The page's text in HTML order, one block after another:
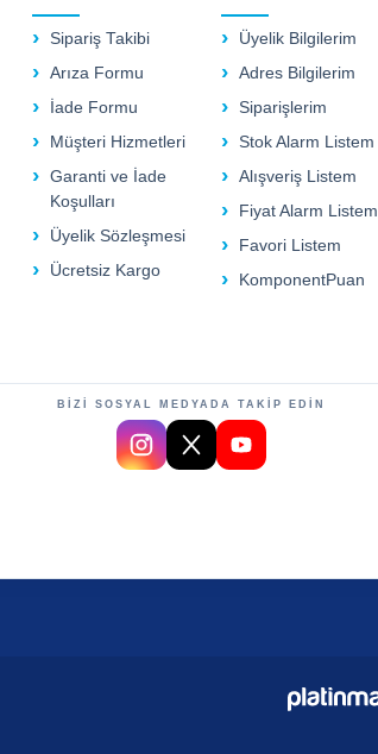
Sipariş Takibi
Arıza Formu
İade Formu
Müşteri Hizmetleri
Garanti ve İade
Koşulları
Üyelik Sözleşmesi
Ücretsiz Kargo
Üyelik Bilgilerim
Adres Bilgilerim
Siparişlerim
Stok Alarm Listem
Alışveriş Listem
Fiyat Alarm Listem
Favori Listem
KomponentPuan
BİZİ SOSYAL MEDYADA TAKİP EDİN